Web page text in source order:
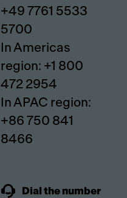
+49 7761 5533
5700
In Americas
region: +1 800
472 2954
In APAC region:
+86 750 841
8466
Dial the number